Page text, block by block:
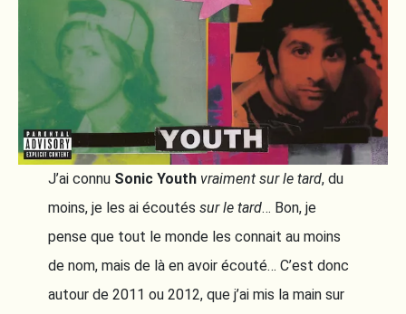
J’ai connu Sonic Youth vraiment sur le tard, du
moins, je les ai écoutés sur le tard… Bon, je
pense que tout le monde les connait au moins
de nom, mais de là en avoir écouté… C’est donc
autour de 2011 ou 2012, que j’ai mis la main sur